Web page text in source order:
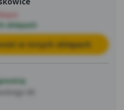
sklepach
w innych sklepach